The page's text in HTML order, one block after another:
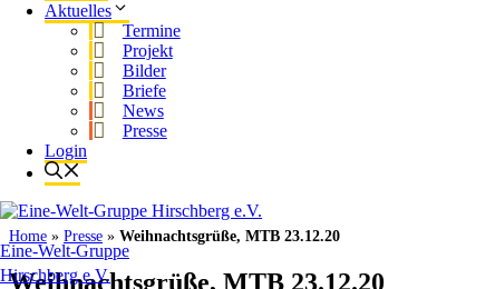
Aktuelles
Termine
Projekt
Bilder
Briefe
News
Presse
Login
Eine-Welt-Gruppe
Hirschberg e.V.
Home » Presse » Weihnachtsgrüße, MTB 23.12.20
Weihnachtsgrüße, MTB 23.12.20